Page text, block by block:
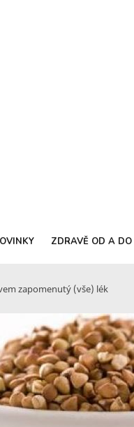
ZDRAVĚ OD A DO
zapomenutý (vše) lék